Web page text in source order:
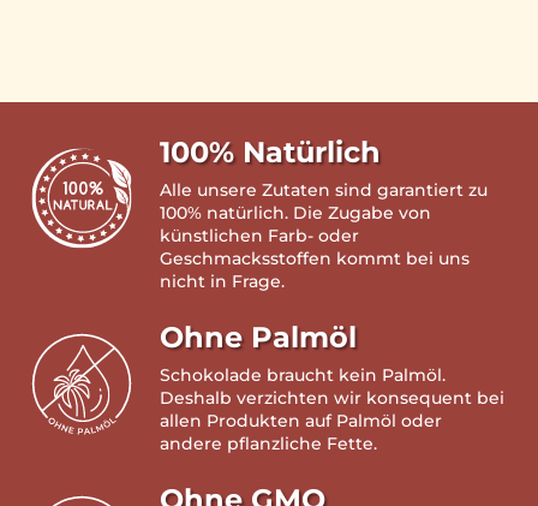
100% Natürlich
Alle unsere Zutaten sind garantiert zu
100% natürlich. Die Zugabe von
künstlichen Farb- oder
Geschmacksstoffen kommt bei uns
nicht in Frage.
Ohne Palmöl
Schokolade braucht kein Palmöl.
Deshalb verzichten wir konsequent bei
allen Produkten auf Palmöl oder
andere pflanzliche Fette.